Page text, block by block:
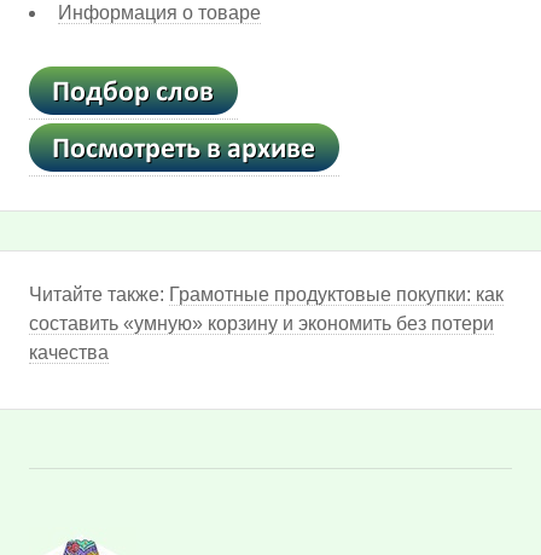
Информация о товаре
Читайте также: Грамотные продуктовые покупки: как
составить «умную» корзину и экономить без потери
качества